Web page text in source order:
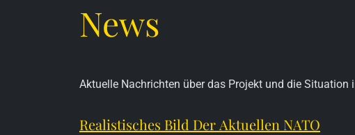
News
Aktuelle Nachrichten über das Projekt und die Situation
Realistisches Bild Der Aktuellen NATO